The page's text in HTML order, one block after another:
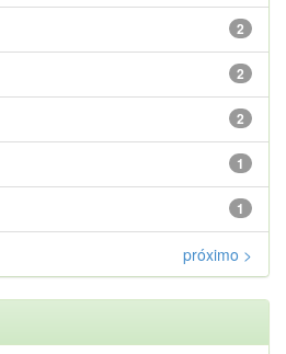
2
2
2
1
1
próximo >